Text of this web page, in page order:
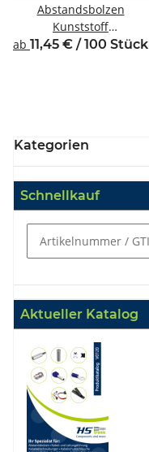
Abstandsbolzen
Kunststoff
Innen/Innengewinde M3
ab 11,45 € / 100 Stück
Kategorien
Schnellkauf
Aktueller Katalog